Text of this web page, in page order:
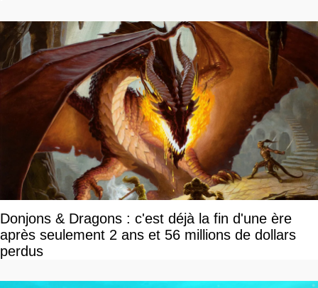
Donjons & Dragons : c'est déjà la fin d'une ère
après seulement 2 ans et 56 millions de dollars
perdus